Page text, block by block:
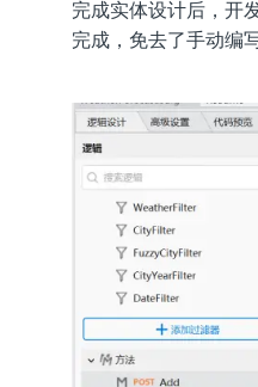
完成实体设计后，开
完成，免去了手动编